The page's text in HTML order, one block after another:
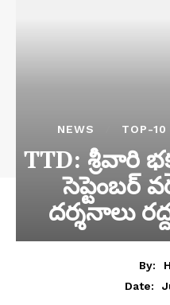
NEWS TOP-10
TTD: శ్రీవారి
సెప్టెంబర్
దర్శనాలు
By:
Date: